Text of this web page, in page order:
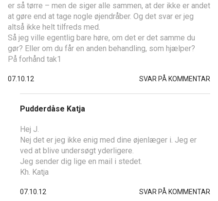
er så tørre – men de siger alle sammen, at der ikke er andet
at gøre end at tage nogle øjendråber. Og det svar er jeg
altså ikke helt tilfreds med.
Så jeg ville egentlig bare høre, om det er det samme du
gør? Eller om du får en anden behandling, som hjælper?
På forhånd tak1
07.10.12 SVAR PÅ KOMMENTAR
Pudderdåse Katja
Hej J.
Nej det er jeg ikke enig med dine øjenlæger i. Jeg er
ved at blive undersøgt yderligere.
Jeg sender dig lige en mail i stedet.
Kh. Katja
07.10.12 SVAR PÅ KOMMENTAR